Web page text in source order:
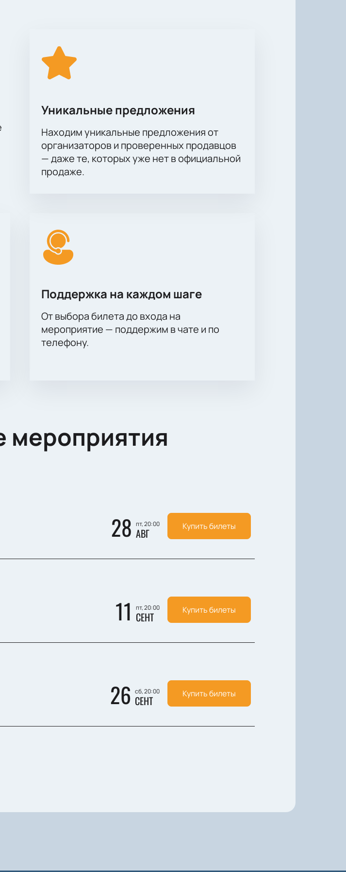
Уникальные предложения
Находим уникальные предложения от
организаторов и проверенных продавцов
— даже те, которых уже нет в официальной
продаже.
Поддержка на каждом шаге
От выбора билета до входа на
мероприятие — поддержим в чате и по
телефону.
мероприятия
28 пт, 20:00
АВГ Купить билеты
11 пт, 20:00
СЕНТ Купить билеты
26 сб, 20:00
СЕНТ Купить билеты